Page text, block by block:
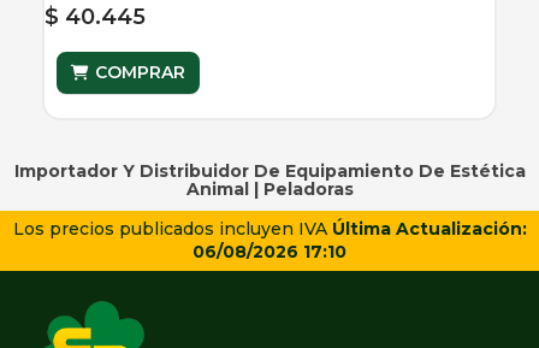
$ 40.445
COMPRAR
Importador Y Distribuidor De Equipamiento De Estética
Animal | Peladoras
Los precios publicados incluyen IVA Última Actualización:
06/08/2026 17:10